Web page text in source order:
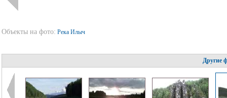
Объекты на фото: Река Илыч
Другие